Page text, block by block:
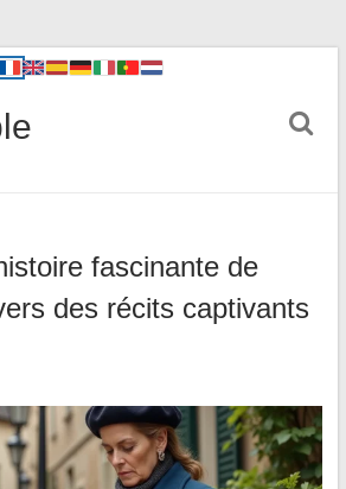
fascinante de
des récits captivants